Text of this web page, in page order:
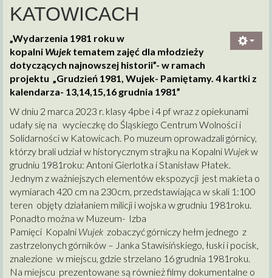
KATOWICACH
„Wydarzenia 1981 roku w
kopalni Wujektematem zajęć dla młodzieży
dotyczących najnowszej historii”- w ramach
projektu „Grudzień 1981, Wujek- Pamiętamy. 4 kartki z
kalendarza- 13,14,15,16 grudnia 1981”
W dniu 2 marca 2023 r. klasy 4pbe i 4 pf wraz z opiekunami
udały się na wycieczkę do Śląskiego Centrum Wolności i
Solidarności w Katowicach. Po muzeum oprowadzali górnicy,
którzy brali udział w historycznym strajku na Kopalni Wujekw
grudniu 1981roku: Antoni Gierlotka i Stanisław Płatek.
Jednym z ważniejszych elementów ekspozycji jest makieta o
wymiarach 420 cm na 230cm, przedstawiająca w skali 1:100
teren objęty działaniem milicji i wojska w grudniu 1981roku.
Ponadto można w Muzeum- Izba
Pamięci Kopalni Wujek zobaczyć górniczy hełm jednego z
zastrzelonych górników – Janka Stawisińskiego, łuski i pocisk,
znalezione w miejscu, gdzie strzelano 16 grudnia 1981roku.
Na miejscu prezentowane są również filmy dokumentalne o